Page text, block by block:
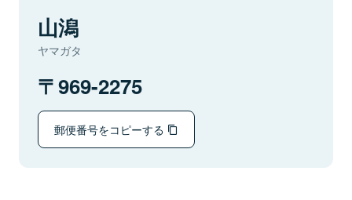
山潟
ヤマガタ
969-2275
郵便番号をコピーする